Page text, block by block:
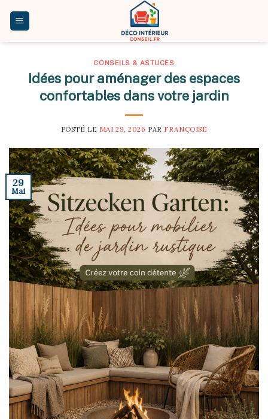
CONSEILS & ASTUCES
Idées pour aménager des espaces
confortables dans votre jardin
POSTÉ LE MAI 29, 2026 PAR FRANÇOISE
29
Mai